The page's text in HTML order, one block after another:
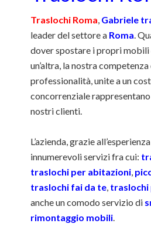
Traslochi Roma, Gabriele
leader del settore a Roma.
dover spostare i propri mobili
un’altra, la nostra
professionalità, unite a un
concorrenziale
nostri clienti.
L’azienda, grazie
innumerevoli servizi fra cui:
traslochi per abitazioni,
traslochi fai da te,
anche un comodo servizio di
rimontaggio mobili.